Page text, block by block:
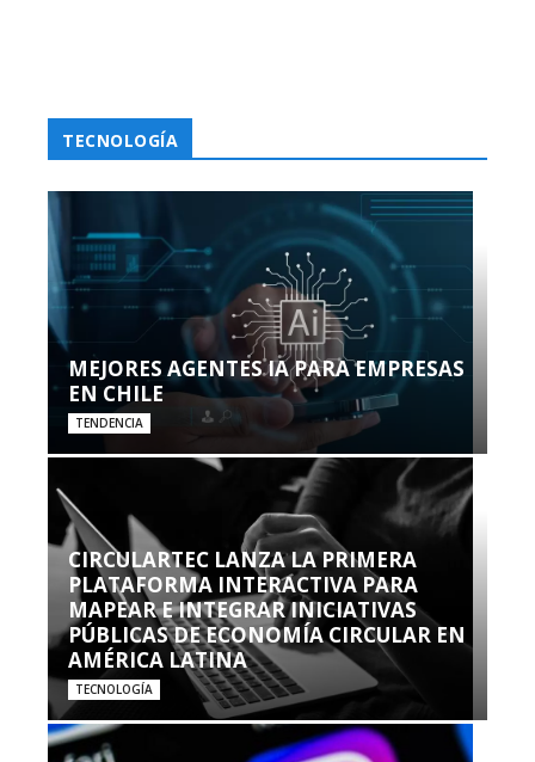
TECNOLOGÍA
MEJORES AGENTES IA PARA EMPRESAS
EN CHILE
TENDENCIA
CIRCULARTEC LANZA LA PRIMERA
PLATAFORMA INTERACTIVA PARA
MAPEAR E INTEGRAR INICIATIVAS
PÚBLICAS DE ECONOMÍA CIRCULAR EN
AMÉRICA LATINA
TECNOLOGÍA